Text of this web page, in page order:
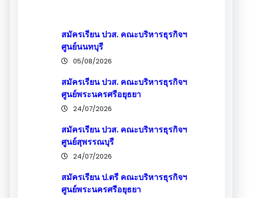
สมัครเรียน ปวส. คณะบริหารธุรกิจฯ
ศูนย์นนทบุรี
05/08/2026
สมัครเรียน ปวส. คณะบริหารธุรกิจฯ
ศูนย์พระนครศรีอยุธยา
24/07/2026
สมัครเรียน ปวส. คณะบริหารธุรกิจฯ
ศูนย์สุพรรณบุรี
24/07/2026
สมัครเรียน ป.ตรี คณะบริหารธุรกิจฯ
ศูนย์พระนครศรีอยุธยา